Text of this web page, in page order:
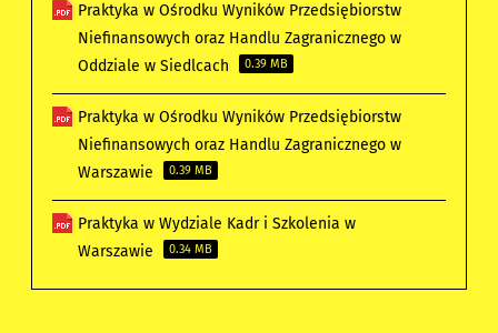
Praktyka w Ośrodku Wyników Przedsiębiorstw
Niefinansowych oraz Handlu Zagranicznego w
Oddziale w Siedlcach
0.39 MB
Praktyka w Ośrodku Wyników Przedsiębiorstw
Niefinansowych oraz Handlu Zagranicznego w
Warszawie
0.39 MB
Praktyka w Wydziale Kadr i Szkolenia w
Warszawie
0.34 MB